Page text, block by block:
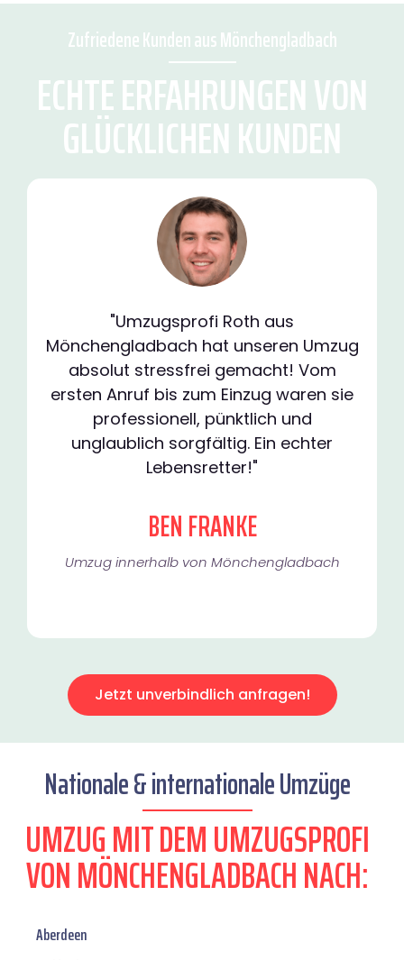
Zufriedene Kunden aus Mönchengladbach
ECHTE ERFAHRUNGEN VON
GLÜCKLICHEN KUNDEN
"Umzugsprofi Roth aus
Mönchengladbach hat unseren Umzug
absolut stressfrei gemacht! Vom
ersten Anruf bis zum Einzug waren sie
professionell, pünktlich und
unglaublich sorgfältig. Ein echter
Lebensretter!"
BEN FRANKE
Umzug innerhalb von Mönchengladbach​
Jetzt unverbindlich anfragen!
Nationale & internationale Umzüge
UMZUG MIT DEM UMZUGSPROFI
VON MÖNCHENGLADBACH NACH:
Aberdeen